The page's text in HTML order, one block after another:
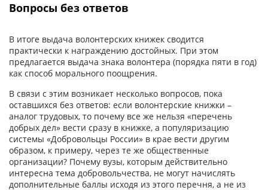
Вопросы без ответов
В итоге выдача волонтерских книжек сводится
практически к награждению достойных. При этом
предлагается выдача знака волонтера (порядка пяти в год)
как способ морального поощрения.
В связи с этим возникает несколько вопросов, пока
оставшихся без ответов: если волонтерские книжки –
аналог трудовых, то почему все же нельзя «перечень
добрых дел» вести сразу в книжке, а популяризацию
системы «Добровольцы России» в крае вести другим
образом, к примеру, через те же общественные
организации? Почему вузы, которым действительно
интересна тема добровольчества, не могут начислять
дополнительные баллы исходя из этого перечня, а не из